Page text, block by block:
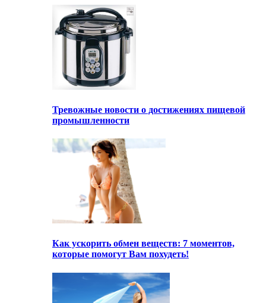
Тревожные новости о достижениях пищевой
промышленности
Как ускорить обмен веществ: 7 моментов,
которые помогут Вам похудеть!